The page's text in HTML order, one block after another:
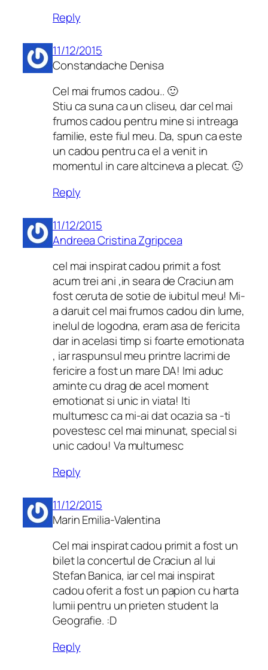
Reply
11/12/2015
Constandache Denisa
Cel mai frumos cadou.. 🙂
Stiu ca suna ca un cliseu, dar cel mai
frumos cadou pentru mine si intreaga
familie, este fiul meu. Da, spun ca este
un cadou pentru ca el a venit in
momentul in care altcineva a plecat. 🙂
Reply
11/12/2015
Andreea Cristina Zgripcea
cel mai inspirat cadou primit a fost
acum trei ani ,in seara de Craciun am
fost ceruta de sotie de iubitul meu! Mi-
a daruit cel mai frumos cadou din lume,
inelul de logodna, eram asa de fericita
dar in acelasi timp si foarte emotionata
, iar raspunsul meu printre lacrimi de
fericire a fost un mare DA! Imi aduc
aminte cu drag de acel moment
emotionat si unic in viata! Iti
multumesc ca mi-ai dat ocazia sa -ti
povestesc cel mai minunat, special si
unic cadou! Va multumesc
Reply
11/12/2015
Marin Emilia-Valentina
Cel mai inspirat cadou primit a fost un
bilet la concertul de Craciun al lui
Stefan Banica, iar cel mai inspirat
cadou oferit a fost un papion cu harta
lumii pentru un prieten student la
Geografie. :D
Reply